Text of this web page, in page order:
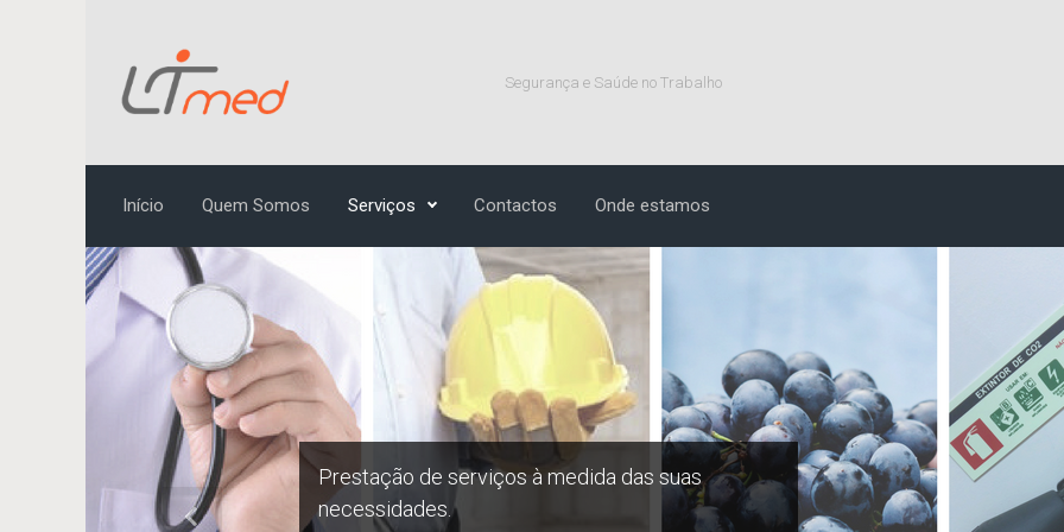
Segurança e Saúde no Trabalho
Início Quem Somos Serviços Contactos Onde estamos
Prestação de serviços à medida das suas
necessidades.